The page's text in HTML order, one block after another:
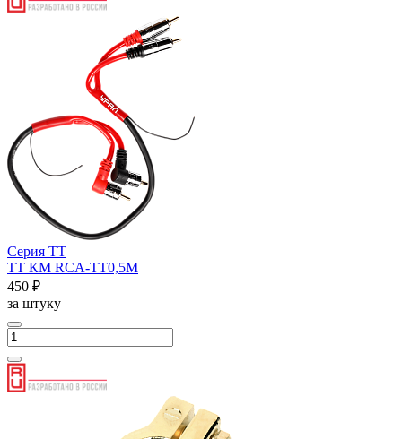
Серия ТТ
ТТ КМ RCA-ТТ0,5М
450 ₽
за штуку